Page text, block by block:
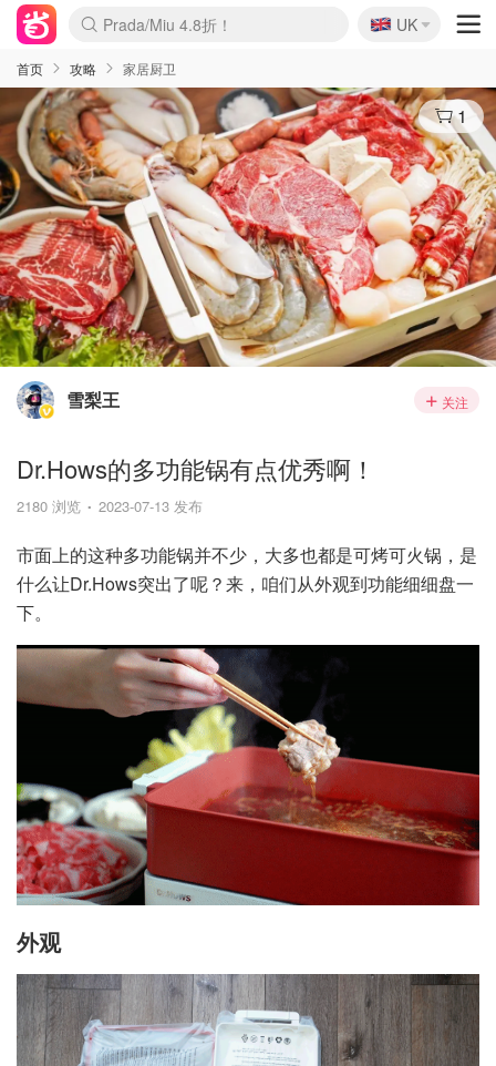
麦卢卡蜂蜜夏促！个位数！
Prada/Miu 4.8折！
啥？必胜客披萨5折！
🇬🇧
UK
首页 攻略 家居厨卫
1
雪梨王 关注
Dr.Hows的多功能锅有点优秀啊！
2180 浏览 2023-07-13 发布
市面上的这种多功能锅并不少，大多也都是可烤可火锅，是
什么让Dr.Hows突出了呢？来，咱们从外观到功能细细盘一
下。
外观